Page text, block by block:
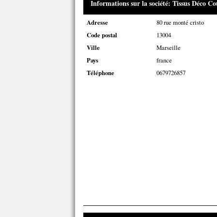
Informations sur la société: Tissus Déco
Adresse
80 rue monté cristo
Code postal
13004
Ville
Marseille
Pays
france
Téléphone
0679726857